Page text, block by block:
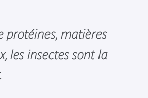
protéines, matières
les insectes sont la